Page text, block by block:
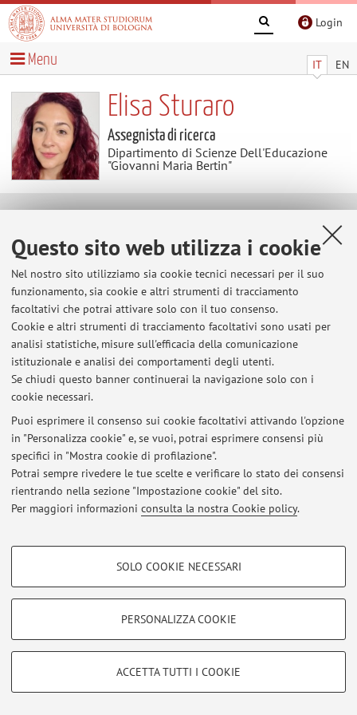
Questo sito web utilizza i cookie
Nel nostro sito utilizziamo sia cookie tecnici necessari per il suo
funzionamento, sia cookie e altri strumenti di tracciamento
facoltativi che potrai attivare solo con il tuo consenso.
Cookie e altri strumenti di tracciamento facoltativi sono usati per
analisi statistiche, misure sull'efficacia della comunicazione
istituzionale e analisi dei comportamenti degli utenti.
Se chiudi questo banner continuerai la navigazione solo con i
cookie necessari.
Puoi esprimere il consenso sui cookie facoltativi attivando l'opzione
in "Personalizza cookie" e, se vuoi, potrai esprimere consensi più
specifici in "Mostra cookie di profilazione".
Potrai sempre rivedere le tue scelte e verificare lo stato dei consensi
rientrando nella sezione "Impostazione cookie" del sito.
Per maggiori informazioni consulta la nostra Cookie policy.
COOKIE DI PROFILAZIONE - FACOLTATIVI
COOKIE TECNICI - NECESSARI
Si tratta di cookie tecnici utilizzati, a titolo esemplificativo, per il corretto
SOLO COOKIE NECESSARI
PERSONALIZZA COOKIE
ACCETTA TUTTI I COOKIE
Login
IT EN
Menu
Elisa Sturaro
Assegnista di ricerca
Dipartimento di Scienze Dell'Educazione
"Giovanni Maria Bertin"
E-mail: elisa.sturaro@unibo.it
Dipartimento di Scienze Dell'Educazione "Giovanni
Maria Bertin"
Via Filippo Re 6, Bologna -
Vai alla mappa
Ultimi avvisi
Al momento non sono presenti avvisi.
Accedi tramiteloginper gestire tutti i contenuti del sito.
© 2026 - ALMA MATER STUDIORUM - Università di Bologna - Via
Zamboni, 33 - 40126 Bologna - Partita IVA: 01131710376